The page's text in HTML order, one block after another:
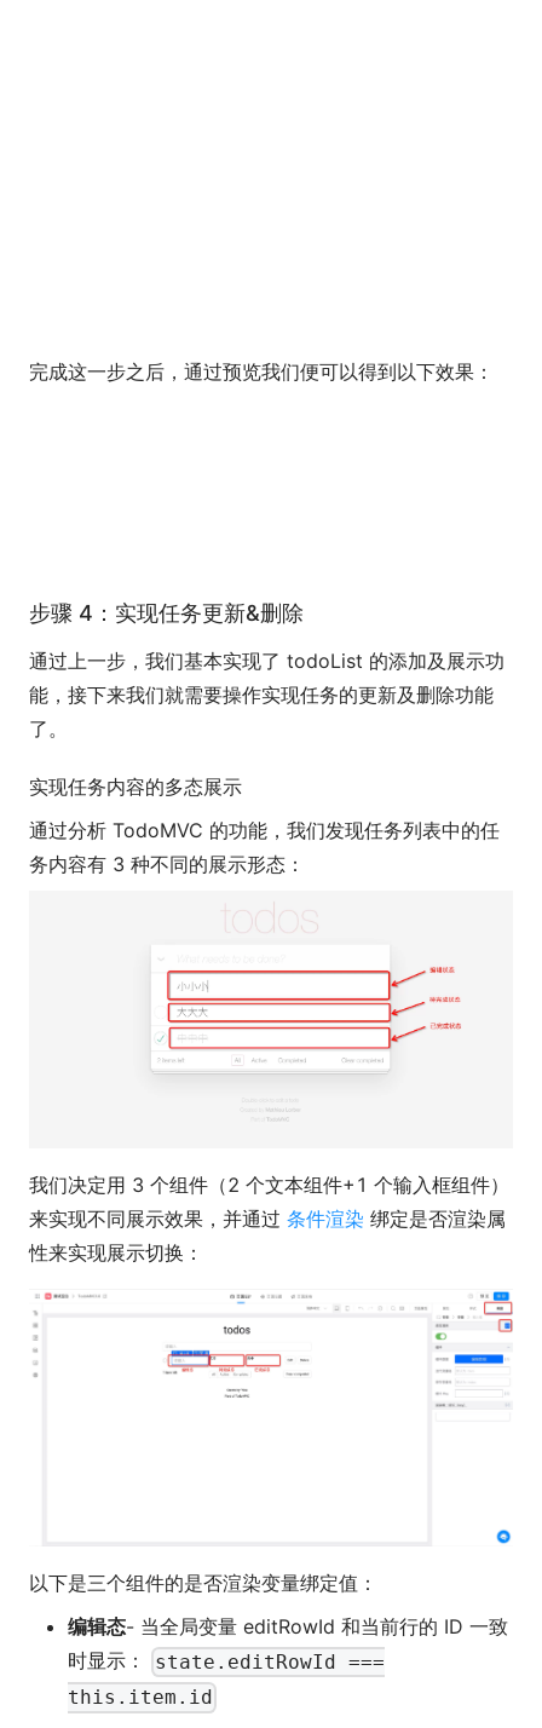
完成这一步之后，通过预览我们便可以得到以下效果：
步骤 4：实现任务更新&删除
通过上一步，我们基本实现了 todoList 的添加及展示功
能，接下来我们就需要操作实现任务的更新及删除功能
了。
实现任务内容的多态展示
通过分析 TodoMVC 的功能，我们发现任务列表中的任
务内容有 3 种不同的展示形态：
我们决定用 3 个组件（2 个文本组件+1 个输入框组件）
来实现不同展示效果，并通过 条件渲染 绑定是否渲染属
性来实现展示切换：
以下是三个组件的是否渲染变量绑定值：
编辑态- 当全局变量 editRowId 和当前行的 ID 一致
时显示：
state.editRowId ===
this.item.id